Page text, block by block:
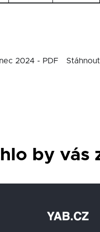
2024 - PDF
by vás